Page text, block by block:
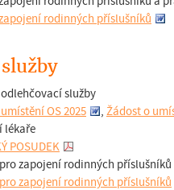
rodinných příslušníků
služby
OS 2025
, Žádost o
lékaře
POSUDEK
zapojení rodinných
zapojení rodinných příslušníků